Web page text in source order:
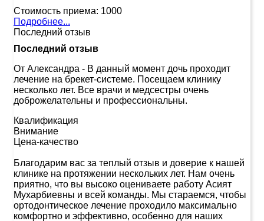
Стоимость приема: 1000
Подробнее...
Последний отзыв
Последний отзыв
От Александра - В данный момент дочь проходит
лечение на брекет-системе. Посещаем клинику
несколько лет. Все врачи и медсестры очень
доброжелательны и профессиональны.
Квалификация
Внимание
Цена-качество
Благодарим вас за теплый отзыв и доверие к нашей
клинике на протяжении нескольких лет. Нам очень
приятно, что вы высоко оцениваете работу Асият
Мухарбиевны и всей команды. Мы стараемся, чтобы
ортодонтическое лечение проходило максимально
комфортно и эффективно, особенно для наших